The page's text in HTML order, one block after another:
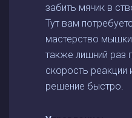
забить мячик в
Тут вам
мастерство мышки
также лишний раз
скорость реакции
решение быстро.